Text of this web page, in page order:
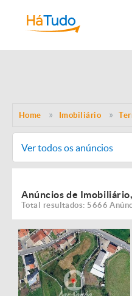
Home Imobiliário
Ver todos os anúncios
Anúncios de
Total resultados: 5666